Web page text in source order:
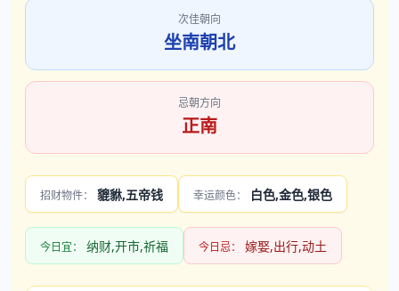
次佳朝向
坐南朝北
忌朝方向
正南
招财物件： 貔貅,五帝钱 幸运颜色： 白色,金色,银色
今日宜： 纳财,开市,祈福 今日忌： 嫁娶,出行,动土